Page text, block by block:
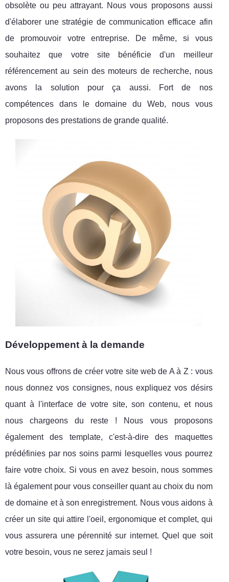
obsolète ou peu attrayant. Nous vous proposons aussi
d'élaborer une stratégie de communication efficace afin
de promouvoir votre entreprise. De même, si vous
souhaitez que votre site bénéficie d'un meilleur
référencement au sein des moteurs de recherche, nous
avons la solution pour ça aussi. Fort de nos
compétences dans le domaine du Web, nous vous
proposons des prestations de grande qualité.
Développement à la demande
Nous vous offrons de créer votre site web de A à Z : vous
nous donnez vos consignes, nous expliquez vos désirs
quant à l'interface de votre site, son contenu, et nous
nous chargeons du reste ! Nous vous proposons
également des template, c'est-à-dire des maquettes
prédéfinies par nos soins parmi lesquelles vous pourrez
faire votre choix. Si vous en avez besoin, nous sommes
là également pour vous conseiller quant au choix du nom
de domaine et à son enregistrement. Nous vous aidons à
créer un site qui attire l'oeil, ergonomique et complet, qui
vous assurera une pérennité sur internet. Quel que soit
votre besoin, vous ne serez jamais seul !